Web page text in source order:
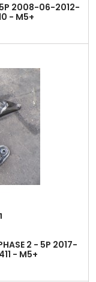
5P 2008-06-2012-
- M5+
2 - 5P 2017-
- M5+